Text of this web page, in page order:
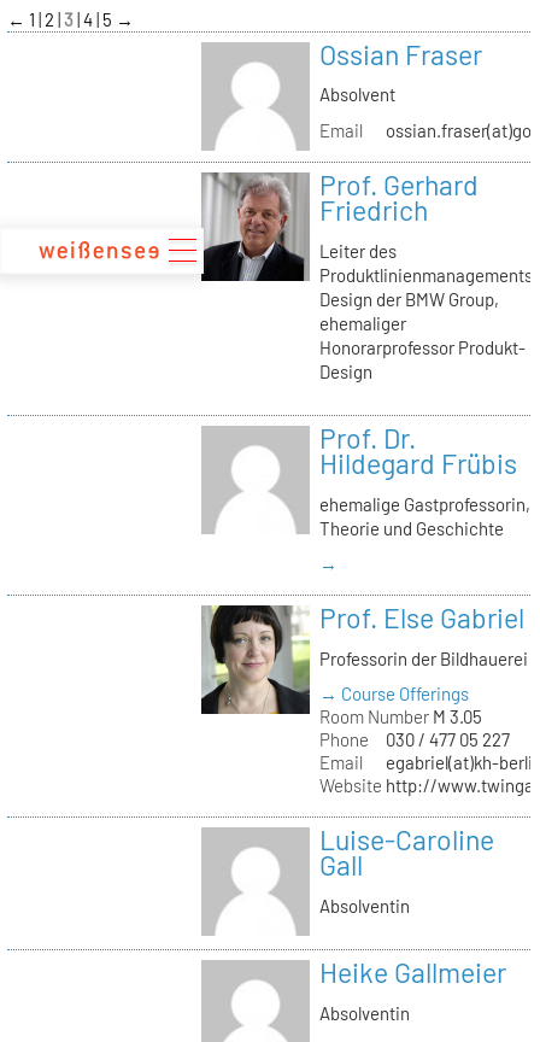
zum
Inhalt
← 1 2 3 4 5 →
Ossian Fraser
Absolvent
Email
Prof. Gerhard
Friedrich
Leiter des
Produktlinienmanagements
Design der BMW Group,
ehemaliger
Honorarprofessor Produkt-
Design
Prof. Dr.
Hildegard Frübis
ehemalige Gastprofessorin,
Theorie und Geschichte
→
Prof. Else Gabriel
Professorin der Bildhauerei
→ Course Offerings
Room NumberM 3.05
Phone
030 / 477 05 227
Email
egabriel(at)kh-
Website http://
Luise-Caroline
Gall
Absolventin
Heike Gallmeier
Absolventin